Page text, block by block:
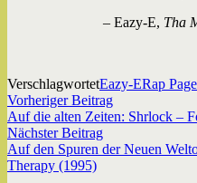
– Eazy-E, Tha
VerschlagwortetEazy-ERap
Vorheriger BeitragVorheriger
Beitrag:
Auf die alten Zeiten: Shrlock –
Nächster BeitragNächster
Beitrag:
Auf den Spuren der Neuen
Therapy (1995)